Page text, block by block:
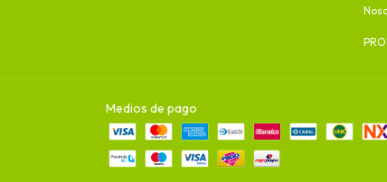
Medios de pago